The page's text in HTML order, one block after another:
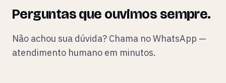
Perguntas que ouvimos sempre.
Não achou sua dúvida? Chama no WhatsApp —
atendimento humano em minutos.